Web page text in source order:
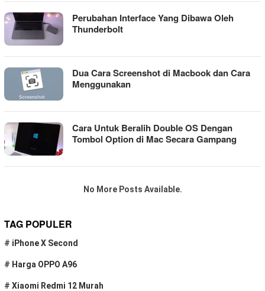
Perubahan Interface Yang Dibawa Oleh
Thunderbolt
Dua Cara Screenshot di Macbook dan Cara
Menggunakan
Cara Untuk Beralih Double OS Dengan
Tombol Option di Mac Secara Gampang
No More Posts Available.
TAG POPULER
# iPhone X Second
# Harga OPPO A96
# Xiaomi Redmi 12 Murah